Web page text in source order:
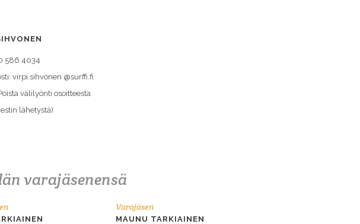
586 4034
virpi.sihvonen @surffi.fi
välilyönti osoitteesta
lähetystä)
varajäsenensä
Varajäsen
MAUNU TARKIAINEN